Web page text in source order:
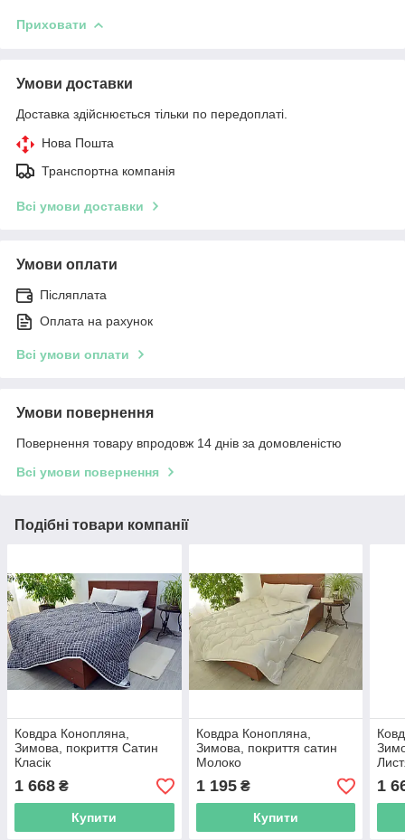
Приховати
Умови доставки
Доставка здійснюється тільки по передоплаті.
Нова Пошта
Транспортна компанія
Всі умови доставки
Умови оплати
Післяплата
Оплата на рахунок
Всі умови оплати
Умови повернення
Повернення товару впродовж 14 днів за домовленістю
Всі умови повернення
Подібні товари компанії
Ковдра Конопляна,
Зимова, покриття Сатин
Класік
1 668 ₴
Купити
Ковдра Конопляна,
Зимова, покриття сатин
Молоко
1 195₴
Купити
1